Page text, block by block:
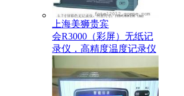
上海美狮贵宾
会R3000（彩屏）无纸记
录仪，高精度温度记录仪